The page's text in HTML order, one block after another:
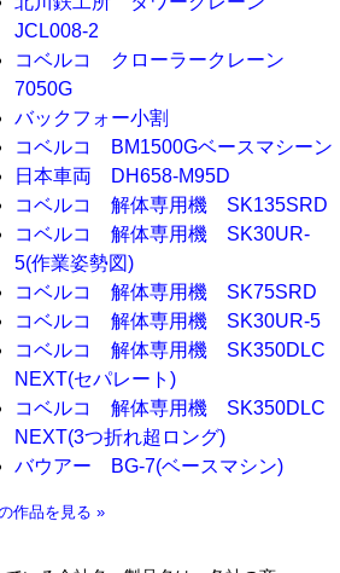
JCL008-2
コベルコ クローラークレーン
7050G
バックフォー小割
コベルコ BM1500Gベースマシーン
日本車両 DH658-M95D
コベルコ 解体専用機 SK135SRD
コベルコ 解体専用機 SK30UR-
5(作業姿勢図)
コベルコ 解体専用機 SK75SRD
コベルコ 解体専用機 SK30UR-5
コベルコ 解体専用機 SK350DLC
NEXT(セパレート)
コベルコ 解体専用機 SK350DLC
NEXT(3つ折れ超ロング)
バウアー BG-7(ベースマシン)
作品を見る »